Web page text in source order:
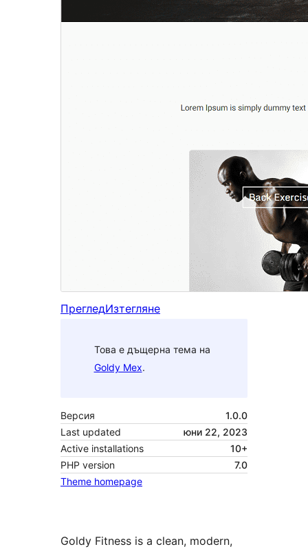
ПрегледИзтегляне
Това е дъщерна тема на
Goldy Mex.
Версия
1.0.0
Last updated
юни 22, 2023
Active installations
10+
PHP version
7.0
Theme homepage
Goldy Fitness is a clean, modern,